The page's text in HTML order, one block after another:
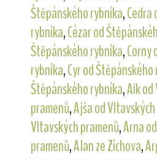
Štěpánského rybníka,
rybníka,Cézar od
Štěpánského rybníka,Corny
rybníka,Cyr od
Štěpánského rybníka,Aik
pramenů,Ajša od
Vltavských pramenů,Arna
pramenů,Alan ze Zíchova,